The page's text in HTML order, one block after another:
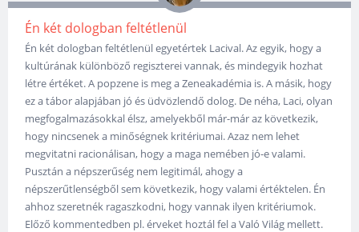
Én két dologban feltétlenül
Én két dologban feltétlenül egyetértek Lacival. Az egyik, hogy a
kultúrának különböző regiszterei vannak, és mindegyik hozhat
létre értéket. A popzene is meg a Zeneakadémia is. A másik, hogy
ez a tábor alapjában jó és üdvözlendő dolog. De néha, Laci, olyan
megfogalmazásokkal élsz, amelyekből már-már az következik,
hogy nincsenek a minőségnek kritériumai. Azaz nem lehet
megvitatni racionálisan, hogy a maga nemében jó-e valami.
Pusztán a népszerűség nem legitimál, ahogy a
népszerűtlenségből sem következik, hogy valami értéktelen. Én
ahhoz szeretnék ragaszkodni, hogy vannak ilyen kritériumok.
Előző kommentedben pl. érveket hoztál fel a Való Világ mellett.